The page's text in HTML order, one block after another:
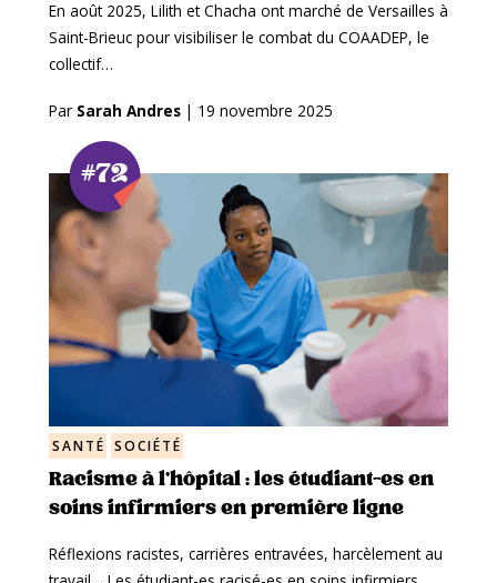
En août 2025, Lilith et Chacha ont marché de Versailles à
Saint-Brieuc pour visibiliser le combat du COAADEP, le
collectif…
Par Sarah Andres | 19 novembre 2025
#72
SANTÉ SOCIÉTÉ
Racisme à l’hôpital : les étudiant-es en
soins infirmiers en première ligne
Réflexions racistes, carrières entravées, harcèlement au